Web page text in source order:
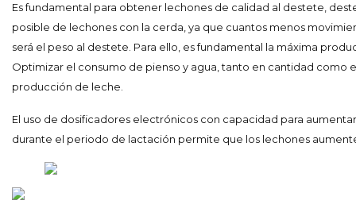
Es fundamental para obtener lechones de calidad al destete,
posible de lechones con la cerda, ya que cuantos menos
será el peso al destete. Para ello, es fundamental la máxima
Optimizar el consumo de pienso y agua, tanto en cantidad como
producción de leche.
El uso de dosificadores electrónicos con capacidad para
durante el periodo de lactación permite que los lechones